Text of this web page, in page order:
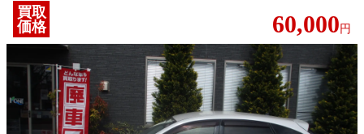
買取
価格
60,000 円